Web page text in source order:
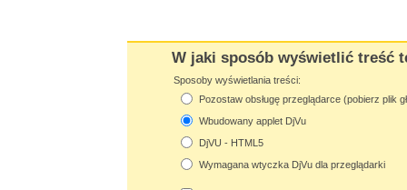
W jaki sposób wyświetlić treść
Sposoby wyświetlania treści:
Pozostaw obsługę przeglądarce (pobierz plik
Wbudowany applet DjVu
DjVU - HTML5
Wymagana wtyczka DjVu dla przeglądarki